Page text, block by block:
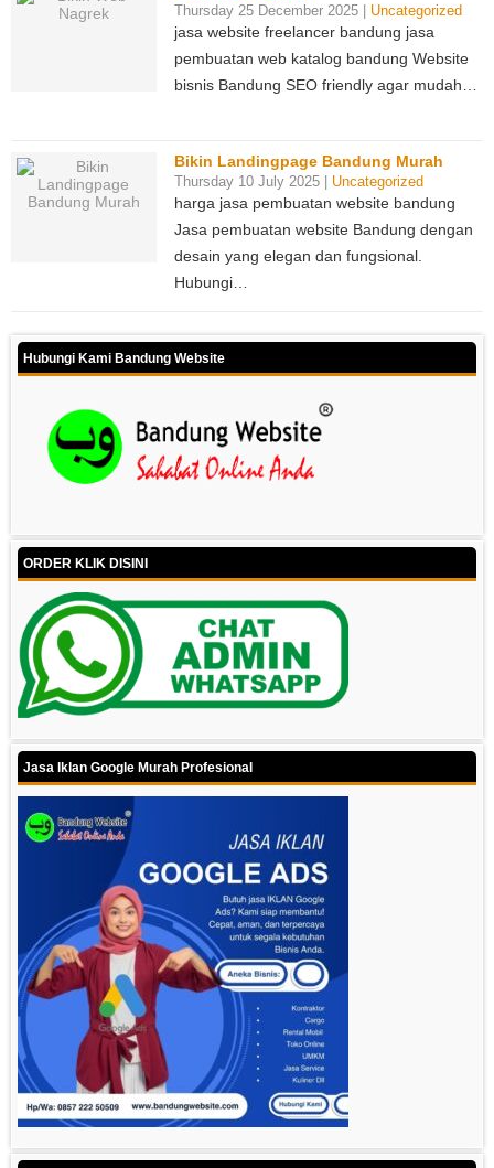
Thursday 25 December 2025 | Uncategorized
jasa website freelancer bandung jasa
pembuatan web katalog bandung Website
bisnis Bandung SEO friendly agar mudah…
Bikin Landingpage Bandung Murah
Thursday 10 July 2025 | Uncategorized
harga jasa pembuatan website bandung
Jasa pembuatan website Bandung dengan
desain yang elegan dan fungsional.
Hubungi…
Hubungi Kami Bandung Website
ORDER KLIK DISINI
Jasa Iklan Google Murah Profesional